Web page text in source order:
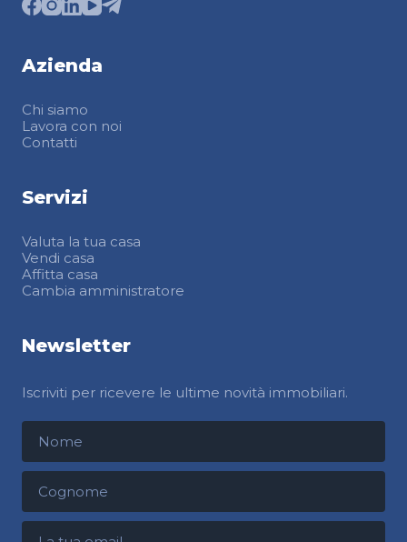
Azienda
Chi siamo
Lavora con noi
Contatti
Servizi
Valuta la tua casa
Vendi casa
Affitta casa
Cambia amministratore
Newsletter
Iscriviti per ricevere le ultime novità immobiliari.
Nome
Cognome
Indirizzo email